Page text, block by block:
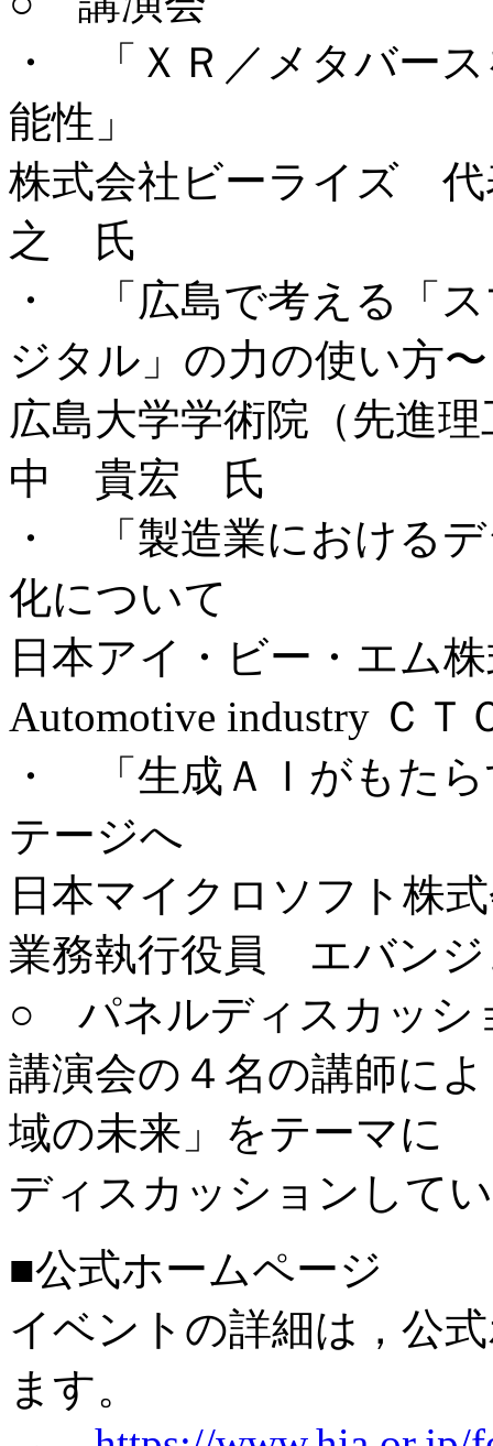
・ 「ＸＲ／メタバー
能性」
株式会社ビーライズ
之 氏
・ 「広島で考える「
ジタル」の力の使い方〜
広島大学学術院（先進
中 貴宏 氏
・ 「製造業における
化について
日本アイ・ビー・エム
Automotive industry
・ 「生成ＡＩがもた
テージへ
日本マイクロソフト株
業務執行役員 エバン
○ パネルディスカッシ
講演会の４名の講師に
域の未来」をテーマに
ディスカッションして
■公式ホームページ
イベントの詳細は，公
ます。